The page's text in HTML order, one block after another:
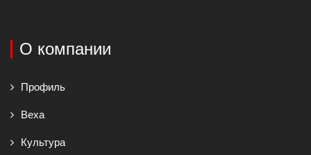
О компании
Профиль
Веха
Культура